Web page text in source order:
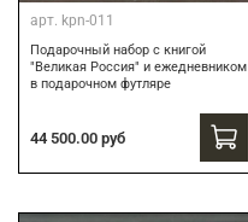
арт. kpn-011
Подарочный набор с книгой
"Великая Россия" и ежедневником
в подарочном футляре
44 500.00 руб